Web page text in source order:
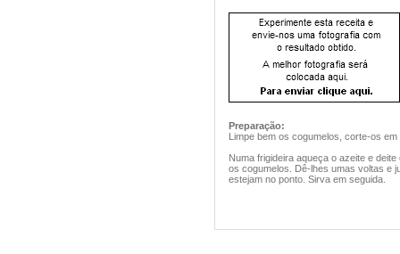
Preparação:
Limpe bem os cogumelos, corte-os
Numa frigideira aqueça o azeite e
os cogumelos. Dê-lhes umas voltas e
estejam no ponto. Sirva em seguida.